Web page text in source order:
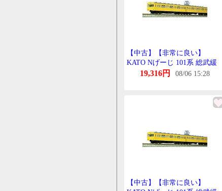
【中古】【非常に良い】
KATO Nげーじ 101系 総武緩
行線色 増結 4両せっと 10-256
19,316円 08/06 15:28
【中古】【非常に良い】